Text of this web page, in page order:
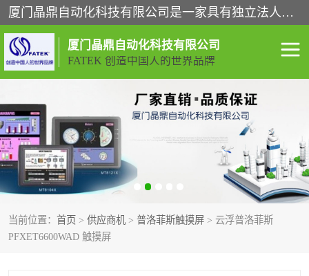
厦门晶鼎自动化科技有限公司是一家具有独立法人资格的高新技术企业；代理销售的产品有台湾威纶触摸屏，魏德米勒全系列，永宏触摸屏,威纶触摸屏,台湾威纶weinview触摸屏,台湾永宏PLC，FATEK,永宏伺服,图儿克总线，施耐德，欧姆龙，西门子，富士变频，K&N蓝系列， BUSSMANN，松下变频器，丹佛斯变频器等。
厦门晶鼎自动化科技有限公司
FATEK 创造中国人的世界品牌
当前位置： 首页 > 供应商机 > 普洛菲斯触摸屏 > 云浮普洛菲斯
PFXET6600WAD 触摸屏
闽台永宏PLC WEINVIEW闽台威纶触摸
正弦变频器正弦伺服 魏德米勒接线端子
ABB电流开关 魏德米勒电源
丹佛斯变频器 MOXA通讯模块